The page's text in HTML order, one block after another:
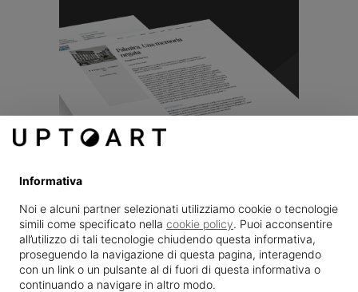
Informativa
Noi e alcuni partner selezionati utilizziamo cookie o tecnologie
simili come specificato nella cookie policy. Puoi acconsentire
all’utilizzo di tali tecnologie chiudendo questa informativa,
proseguendo la navigazione di questa pagina, interagendo
con un link o un pulsante al di fuori di questa informativa o
continuando a navigare in altro modo.